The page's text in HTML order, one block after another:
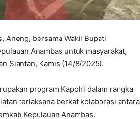
Aneng, bersama Wakil Bupati
Anambas untuk masyarakat,
Siantan, Kamis (14/8/2025).
program Kapolri dalam rangka
terlaksana berkat kolaborasi antara
Kepulauan Anambas.